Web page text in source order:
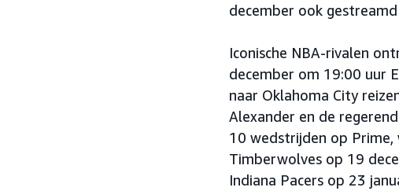
december ook
Iconische NBA-rivalen
december om 19:00 uur
naar Oklahoma City
Alexander en de
10 wedstrijden op
Timberwolves op 19
Indiana Pacers op 23